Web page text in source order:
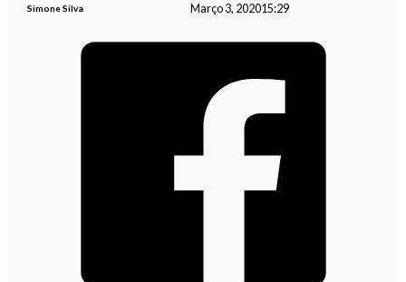
Simone Silva Março 3, 202015:29